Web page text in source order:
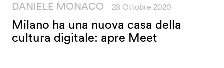
DANIELE MONACO 28 Ottobre 2020
Milano ha una nuova casa della
cultura digitale: apre Meet